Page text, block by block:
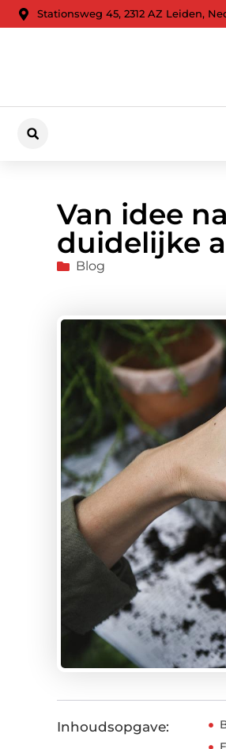
Stationsweg 45, 2312 AZ Leiden,
Van idee
duidelijke
Blog
Inhoudsopgave: